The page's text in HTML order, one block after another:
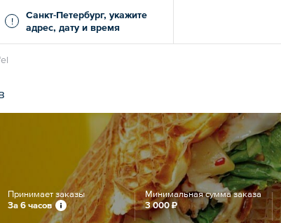
!
Санкт-Петербург, укажите
адрес, дату и время
Принимает заказы
За 6 часов
Минимальная сумма заказа
3 000 ₽